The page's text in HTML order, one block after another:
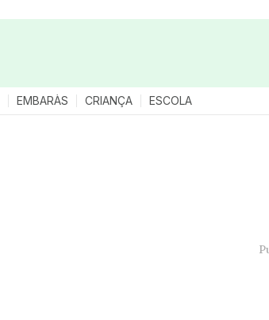
EMBARÀS CRIANÇA ESCOLA